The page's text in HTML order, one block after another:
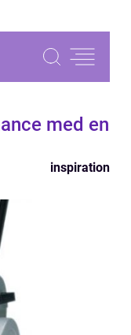
med en
inspiration